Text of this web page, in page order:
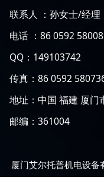
联系人 ：孙女士/经理
电话 ：86 0592
QQ：149103742
传真：86 0592
地址：中国 福建 厦门
邮编：361004
厦门艾尔托普机电设备